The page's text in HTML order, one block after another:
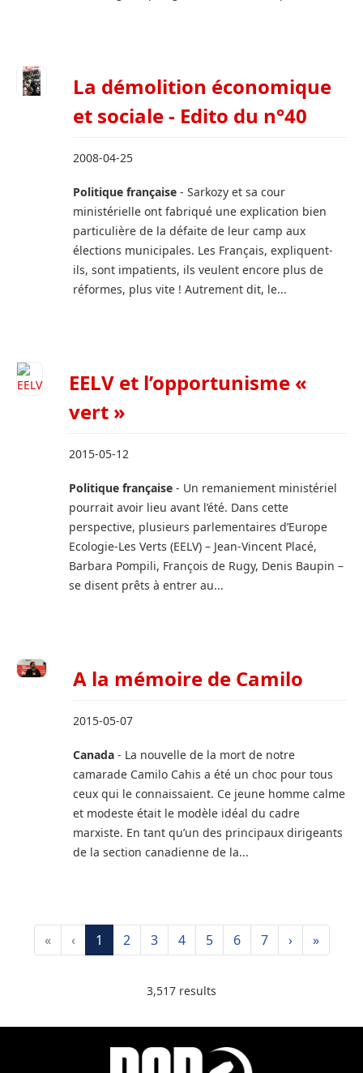
La démolition économique
et sociale - Edito du n°40
2008-04-25
Politique française - Sarkozy et sa cour
ministérielle ont fabriqué une explication bien
particulière de la défaite de leur camp aux
élections municipales. Les Français, expliquent-
ils, sont impatients, ils veulent encore plus de
réformes, plus vite ! Autrement dit, le...
EELV et l’opportunisme «
vert »
2015-05-12
Politique française - Un remaniement ministériel
pourrait avoir lieu avant l’été. Dans cette
perspective, plusieurs parlementaires d’Europe
Ecologie-Les Verts (EELV) – Jean-Vincent Placé,
Barbara Pompili, François de Rugy, Denis Baupin –
se disent prêts à entrer au...
A la mémoire de Camilo
2015-05-07
Canada- La nouvelle de la mort de notre
camarade Camilo Cahis a été un choc pour tous
ceux qui le connaissaient. Ce jeune homme calme
et modeste était le modèle idéal du cadre
marxiste. En tant qu’un des principaux dirigeants
de la section canadienne de la...
« ‹ 1 2 3 4 5 6 7 › »
3,517 results